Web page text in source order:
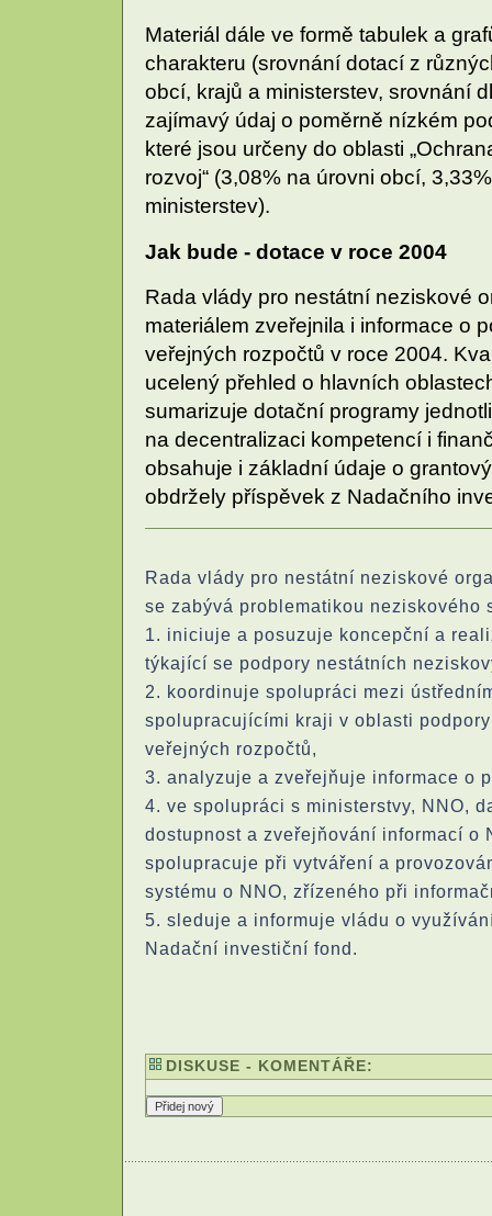
Materiál dále ve formě tabulek a
charakteru (srovnání dotací z
obcí, krajů a ministerstev, srovnání
zajímavý údaj o poměrně nízkém
které jsou určeny do oblasti
rozvoj“ (3,08% na úrovni obcí,
ministerstev).
Jak bude - dotace v roce 2004
Rada vlády pro nestátní neziskové
materiálem zveřejnila i informace o
veřejných rozpočtů v roce 2004.
ucelený přehled o hlavních
sumarizuje dotační programy
na decentralizaci kompetencí i
obsahuje i základní údaje o
obdržely příspěvek z Nadačního
Rada vlády pro nestátní neziskové
se zabývá problematikou
1. iniciuje a posuzuje koncepční a
týkající se podpory nestátních
2. koordinuje spolupráci mezi
spolupracujícími kraji v oblasti
veřejných rozpočtů,
3. analyzuje a zveřejňuje informace o
4. ve spolupráci s ministerstvy, NNO,
dostupnost a zveřejňování informací o
spolupracuje při vytváření a
systému o NNO, zřízeného při
5. sleduje a informuje vládu o
Nadační investiční fond.
DISKUSE - KOMENTÁŘE: